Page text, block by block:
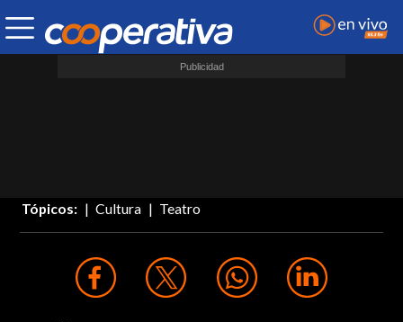
Tópicos: Cultura Teatro